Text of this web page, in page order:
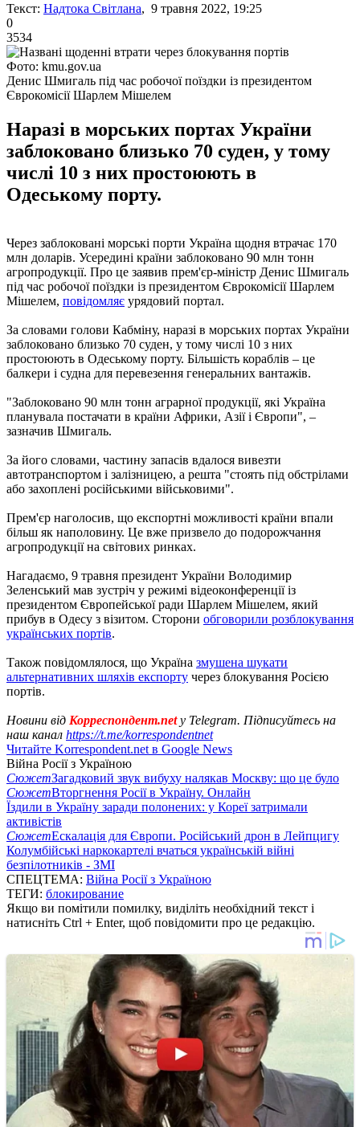
Текст: Надтока Світлана, 9 травня 2022, 19:25
0
3534
Фото: kmu.gov.ua
Денис Шмигаль під час робочої поїздки із президентом
Єврокомісії Шарлем Мішелем
Наразі в морських портах України
заблоковано близько 70 суден, у тому
числі 10 з них простоюють в
Одеському порту.
Через заблоковані морські порти Україна щодня втрачає 170
млн доларів. Усередині країни заблоковано 90 млн тонн
агропродукції. Про це заявив прем'єр-міністр Денис Шмигаль
під час робочої поїздки із президентом Єврокомісії Шарлем
Мішелем, повідомляє урядовий портал.
За словами голови Кабміну, наразі в морських портах України
заблоковано близько 70 суден, у тому числі 10 з них
простоюють в Одеському порту. Більшість кораблів – це
балкери і судна для перевезення генеральних вантажів.
"Заблоковано 90 млн тонн аграрної продукції, які Україна
планувала постачати в країни Африки, Азії і Європи", –
зазначив Шмигаль.
За його словами, частину запасів вдалося вивезти
автотранспортом і залізницею, а решта "стоять під обстрілами
або захоплені російськими військовими".
Прем'єр наголосив, що експортні можливості країни впали
більш як наполовину. Це вже призвело до подорожчання
агропродукції на світових ринках.
Нагадаємо, 9 травня президент України Володимир
Зеленський мав зустріч у режимі відеоконференції із
президентом Європейської ради Шарлем Мішелем, який
прибув в Одесу з візитом. Сторони обговорили розблокування
українських портів.
Також повідомлялося, що Україна змушена шукати
альтернативних шляхів експорту через блокування Росією
портів.
Новини від Корреспондент.netу Telegram. Підписуйтесь на
наш канал https://t.me/korrespondentnet
Читайте Korrespondent.net в Google News
Війна Росії з Україною
СюжетЗагадковий звук вибуху налякав Москву: що це було
СюжетВторгнення Росії в Україну. Онлайн
Їздили в Україну заради полонених: у Кореї затримали
активістів
СюжетЕскалація для Європи. Російський дрон в Лейпцигу
Колумбійські наркокартелі вчаться українській війні
безпілотників - ЗМІ
СПЕЦТЕМА: Війна Росії з Україною
ТЕГИ: блокирование
Якщо ви помітили помилку, виділіть необхідний текст і
натисніть Ctrl + Enter, щоб повідомити про це редакцію.